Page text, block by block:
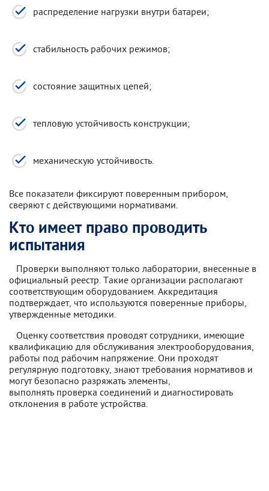
распределение нагрузки внутри батареи;
стабильность рабочих режимов;
состояние защитных цепей;
тепловую устойчивость конструкции;
механическую устойчивость.
Все показатели фиксируют поверенным прибором,
сверяют с действующими нормативами.
Кто имеет право проводить
испытания
Проверки выполняют только лаборатории, внесенные в
официальный реестр. Такие организации располагают
соответствующим оборудованием. Аккредитация
подтверждает, что используются поверенные приборы,
утвержденные методики.
Оценку соответствия проводят сотрудники, имеющие
квалификацию для обслуживания электрооборудования,
работы под рабочим напряжение. Они проходят
регулярную подготовку, знают требования нормативов и
могут безопасно разряжать элементы,
выполнять проверка соединений и диагностировать
отклонения в работе устройства.